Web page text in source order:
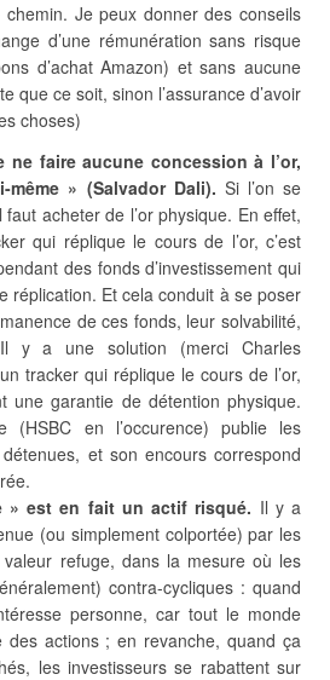
Je peux donner des conseils
d’une rémunération sans risque
d’achat Amazon) et sans aucune
que ce soit, sinon l’assurance d’avoir
choses)
ne faire aucune concession à l’or,
même » (Salvador Dali). Si l’on se
acheter de l’or physique. En effet,
qui réplique le cours de l’or, c’est
des fonds d’investissement qui
réplication. Et cela conduit à se poser
de ces fonds, leur solvabilité,
y a une solution (merci Charles
tracker qui réplique le cours de l’or,
une garantie de détention physique.
(HSBC en l’occurence) publie les
et son encours correspond
» est en fait un actif risqué. Il y a
(ou simplement colportée) par les
valeur refuge, dans la mesure où les
contra-cycliques : quand
personne, car tout le monde
des actions ; en revanche, quand ça
les investisseurs se rabattent sur